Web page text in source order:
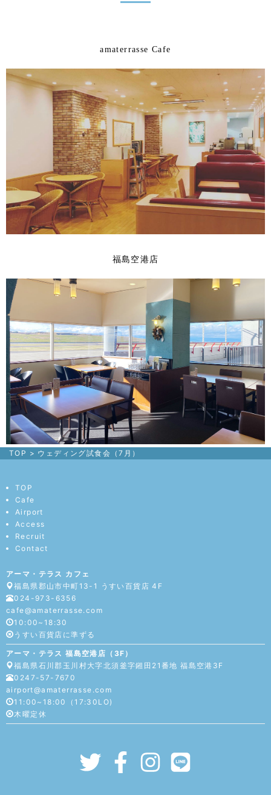
amaterrasse Cafe
福島空港店
TOP > ウェディング試食会（7月）
TOP
Cafe
Airport
Access
Recruit
Contact
アーマ・テラス カフェ
福島県郡山市中町13-1 うすい百貨店 4F
024-973-6356
cafe@amaterrasse.com
10:00~18:30
うすい百貨店に準ずる
アーマ・テラス 福島空港店（3F）
福島県石川郡玉川村大字北須釜字鎺田21番地 福島空港3F
0247-57-7670
airport@amaterrasse.com
11:00~18:00（17:30LO)
木曜定休